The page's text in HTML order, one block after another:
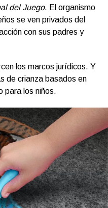
del Juego. El organismo
se ven privados del
con sus padres y
los marcos jurídicos. Y
de crianza basados en
para los niños.